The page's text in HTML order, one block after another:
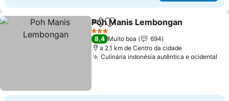
PartilharAdicionar aos favoritos
Poh Manis Lembongan
3 Estrelas
8,4 Muito boa
694
a 2.1 km de Centro da cidade
Culinária indonésia autêntica e ocidental